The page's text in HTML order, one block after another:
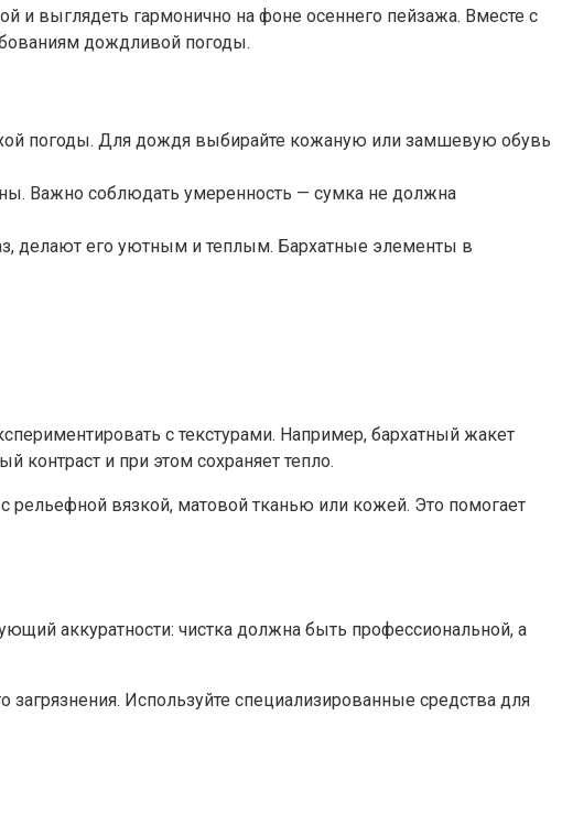
и выглядеть гармонично на фоне осеннего пейзажа. Вместе с
дождливой погоды.
погоды. Для дождя выбирайте кожаную или замшевую обувь
Важно соблюдать умеренность — сумка не должна
делают его уютным и теплым. Бархатные элементы в
с текстурами. Например, бархатный жакет
и при этом сохраняет тепло.
рельефной вязкой, матовой тканью или кожей. Это помогает
аккуратности: чистка должна быть профессиональной, а
Используйте специализированные средства для